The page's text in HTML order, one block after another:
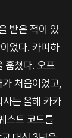
받은 적이 있
었다. 카피하
훔쳤다. 오프
처음이었고,
는 올해 카카
스트 코드를